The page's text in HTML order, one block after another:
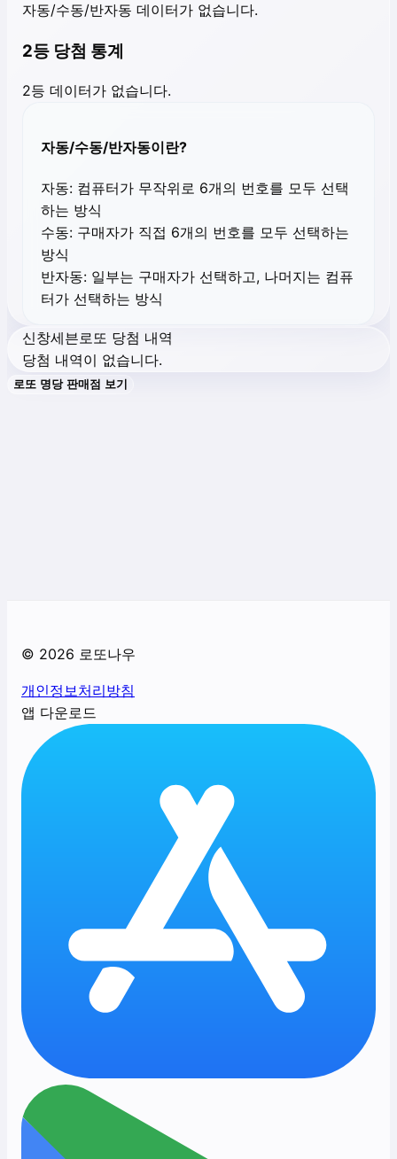
자동/수동/반자동 데이터가 없습니다.
2등 당첨 통계
2등 데이터가 없습니다.
자동/수동/반자동이란?
자동: 컴퓨터가 무작위로 6개의 번호를 모두 선택
하는 방식
수동: 구매자가 직접 6개의 번호를 모두 선택하는
방식
반자동: 일부는 구매자가 선택하고, 나머지는 컴퓨
터가 선택하는 방식
신창세븐로또 당첨 내역
당첨 내역이 없습니다.
로또 명당 판매점 보기
© 2026 로또나우
개인정보처리방침
앱 다운로드